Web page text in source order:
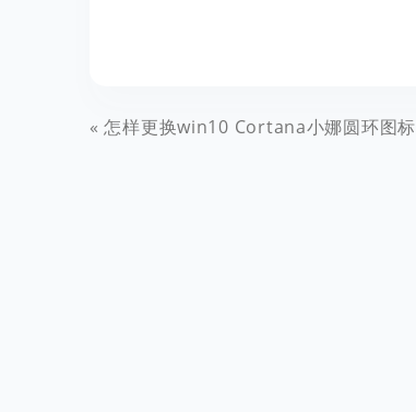
怎样更换win10 Cortana小娜圆环图标